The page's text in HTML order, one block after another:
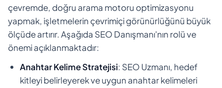
çevremde, doğru arama motoru optimizasyonu
yapmak, işletmelerin çevrimiçi görünürlüğünü büyük
ölçüde artırır. Aşağıda SEO Danışmanı'nın rolü ve
önemi açıklanmaktadır:
Anahtar Kelime Stratejisi: SEO Uzmanı, hedef
kitleyi belirleyerek ve uygun anahtar kelimeleri